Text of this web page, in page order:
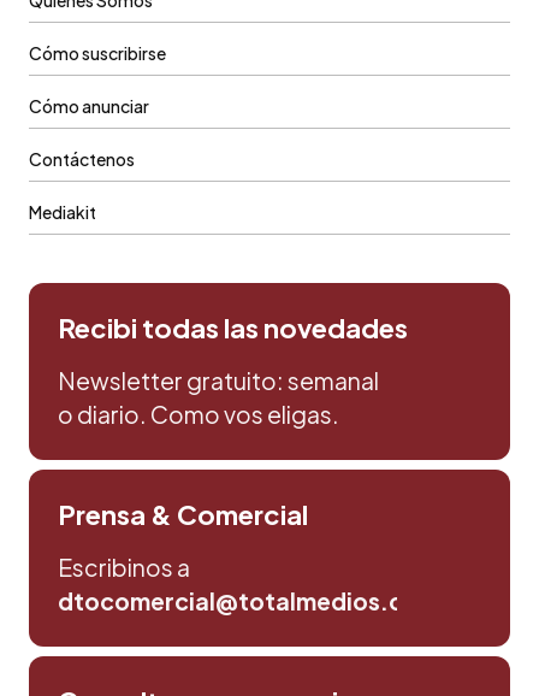
Cómo suscribirse
Cómo anunciar
Contáctenos
Mediakit
Recibi todas las novedades
Newsletter gratuito: semanal
o diario. Como vos eligas.
Prensa & Comercial
Escribinos a
dtocomercial@totalmedios.com